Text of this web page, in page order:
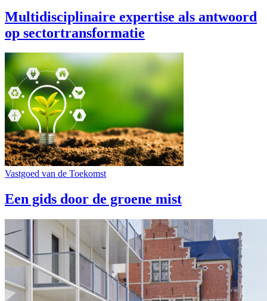
Multidisciplinaire expertise als antwoord
op sectortransformatie
Vastgoed van de Toekomst
Een gids door de groene mist